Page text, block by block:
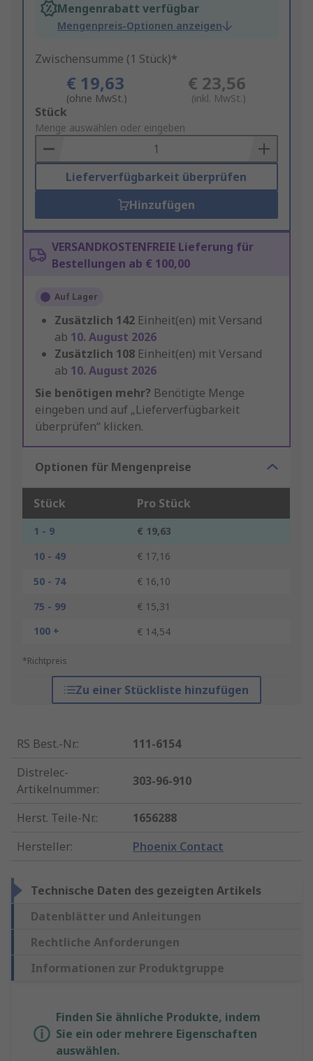
Mengenrabatt verfügbar
Mengenpreis-Optionen anzeigen
Zwischensumme (1 Stück)*
€ 19,63
(ohne MwSt.)
€ 23,56
(inkl. MwSt.)
Add
to
Basket
Stück
Menge auswählen oder eingeben
Lieferverfügbarkeit überprüfen
Hinzufügen
VERSANDKOSTENFREIE Lieferung für
Bestellungen ab € 100,00
Auf Lager
Zusätzlich 142 Einheit(en) mit Versand
ab 10. August 2026
Zusätzlich 108 Einheit(en) mit Versand
ab 10. August 2026
Sie benötigen mehr? Benötigte Menge
eingeben und auf „Lieferverfügbarkeit
überprüfen“ klicken.
Optionen für Mengenpreise
Stück Pro Stück
1 - 9
€ 19,63
10 - 49
€ 17,16
50 - 74
€ 16,10
75 - 99
€ 15,31
100 +
€ 14,54
*Richtpreis
Zu einer Stückliste hinzufügen
RS Best.-Nr.:
111-6154
Distrelec-
Artikelnummer:
303-96-910
Herst. Teile-Nr.:
1656288
Hersteller: Phoenix Contact
Technische Daten des gezeigten Artikels
Datenblätter und Anleitungen
Rechtliche Anforderungen
Informationen zur Produktgruppe
Finden Sie ähnliche Produkte, indem
Sie ein oder mehrere Eigenschaften
auswählen.